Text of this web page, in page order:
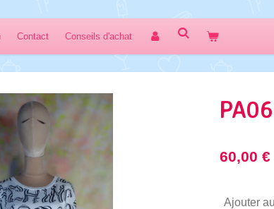
Contact Conseils d'achat
60,00 €
Ajouter